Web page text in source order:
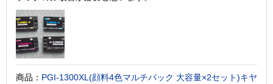
商品： PGI-1300XL(顔料4色マルチパック 大容量×2セット)キヤ